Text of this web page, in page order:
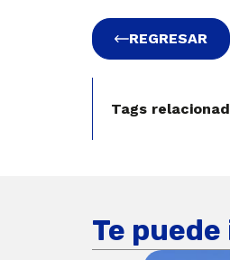
REGRESAR
Tags
Te